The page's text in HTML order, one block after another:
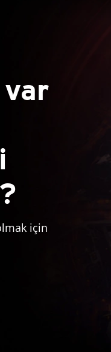
var
için